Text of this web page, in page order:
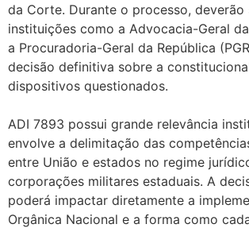
da Corte. Durante o processo, deverão
instituições como a Advocacia-Geral
a Procuradoria-Geral da República
decisão definitiva sobre a
dispositivos questionados.
ADI 7893 possui grande relevância
envolve a delimitação das
entre União e estados no regime
corporações militares estaduais. A
poderá impactar diretamente a
Orgânica Nacional e a forma como